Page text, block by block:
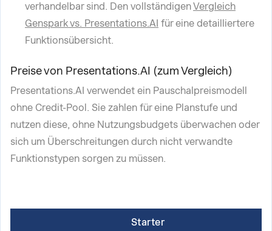
verhandelbar sind. Den vollständigenVergleich
Genspark vs. Presentations.AI für eine detailliertere
Funktionsübersicht.
Preise von Presentations.AI (zum Vergleich)
Presentations.AI verwendet ein Pauschalpreismodell
ohne Credit-Pool. Sie zahlen für eine Planstufe und
nutzen diese, ohne Nutzungsbudgets überwachen oder
sich um Überschreitungen durch nicht verwandte
Funktionstypen sorgen zu müssen.
Starter